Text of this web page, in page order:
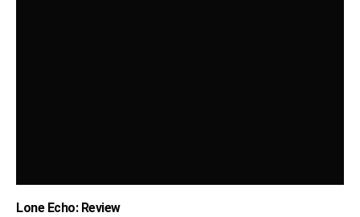
Lone Echo: Review